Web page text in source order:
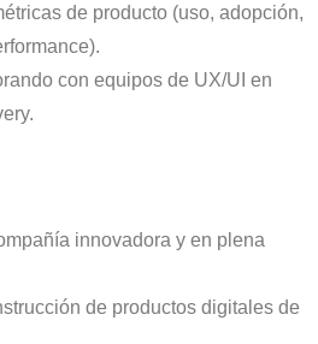
de producto (uso, adopción,
con equipos de UX/UI en
innovadora y en plena
de productos digitales de